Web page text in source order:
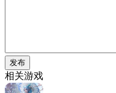
发布
相关游戏